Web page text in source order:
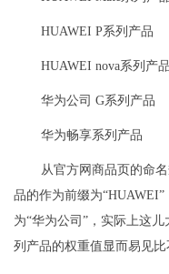
HUAWEI P系列产品
HUAWEI nova系列产品
华为公司 G系列产品
华为畅享系列产品
从官方网商品页的命
品的作为前缀为
为“华为公司”，实际上这
列产品的权重值显而易见比